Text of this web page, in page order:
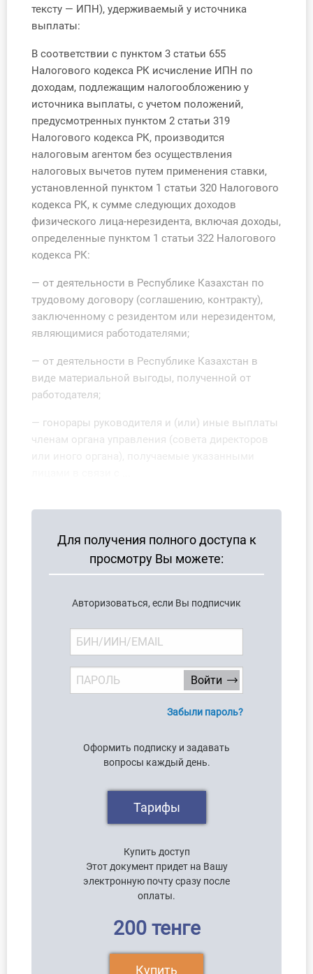
Интернет-магазин
Обучение
Тарифы
Тестирование для
бухгалтера
тексту — ИПН), удерживаемый у источника
выплаты:
В соответствии с пунктом 3 статьи 655
Налогового кодекса РК исчисление ИПН по
доходам, подлежащим налогообложению у
источника выплаты, с учетом положений,
предусмотренных пунктом 2 статьи 319
Налогового кодекса РК, производится
налоговым агентом без осуществления
налоговых вычетов путем применения ставки,
установленной пунктом 1 статьи 320 Налогового
кодекса РК, к сумме следующих доходов
физического лица-нерезидента, включая доходы,
определенные пунктом 1 статьи 322 Налогового
кодекса РК:
— от деятельности в Республике Казахстан по
трудовому договору (соглашению, контракту),
заключенному с резидентом или нерезидентом,
являющимися работодателями;
— от деятельности в Республике Казахстан в
виде материальной выгоды, полученной от
работодателя;
— гонорары руководителя и (или) иные выплаты
членам органа управления (совета директоров
Для получения полного доступа к
просмотру Вы можете:
Авторизоваться, если Вы подписчик
Забыли пароль?
Оформить подписку и задавать
вопросы каждый день.
Тарифы
Купить доступ
Этот документ придет на Вашу
электронную почту сразу после
оплаты.
200 тенге
Купить